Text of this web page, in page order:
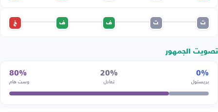
ت ت ف ف خ
تصويت الجمهور
0%
بريستول
20%
تعادل
80%
وست هام